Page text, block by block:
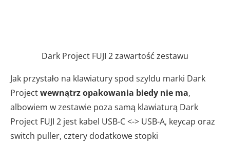
Dark Project FUJI 2 zawartość zestawu
Jak przystało na klawiatury spod szyldu marki Dark
Projectwewnątrz opakowania biedy nie ma,
albowiem w zestawie poza samą klawiaturą Dark
Project FUJI 2 jest kabel USB-C <-> USB-A, keycap oraz
switch puller, cztery dodatkowe stopki